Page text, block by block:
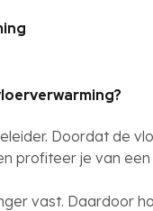
Doordat de
profiteer je van
vast. Daardoor